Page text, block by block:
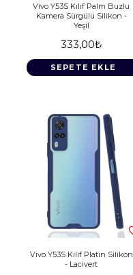
Vivo Y53S Kılıf Palm Buzlu
Kamera Sürgülü Silikon -
Yeşil
333,00₺
SEPETE EKLE
Vivo Y53S Kılıf Platin Silikon
- Lacivert